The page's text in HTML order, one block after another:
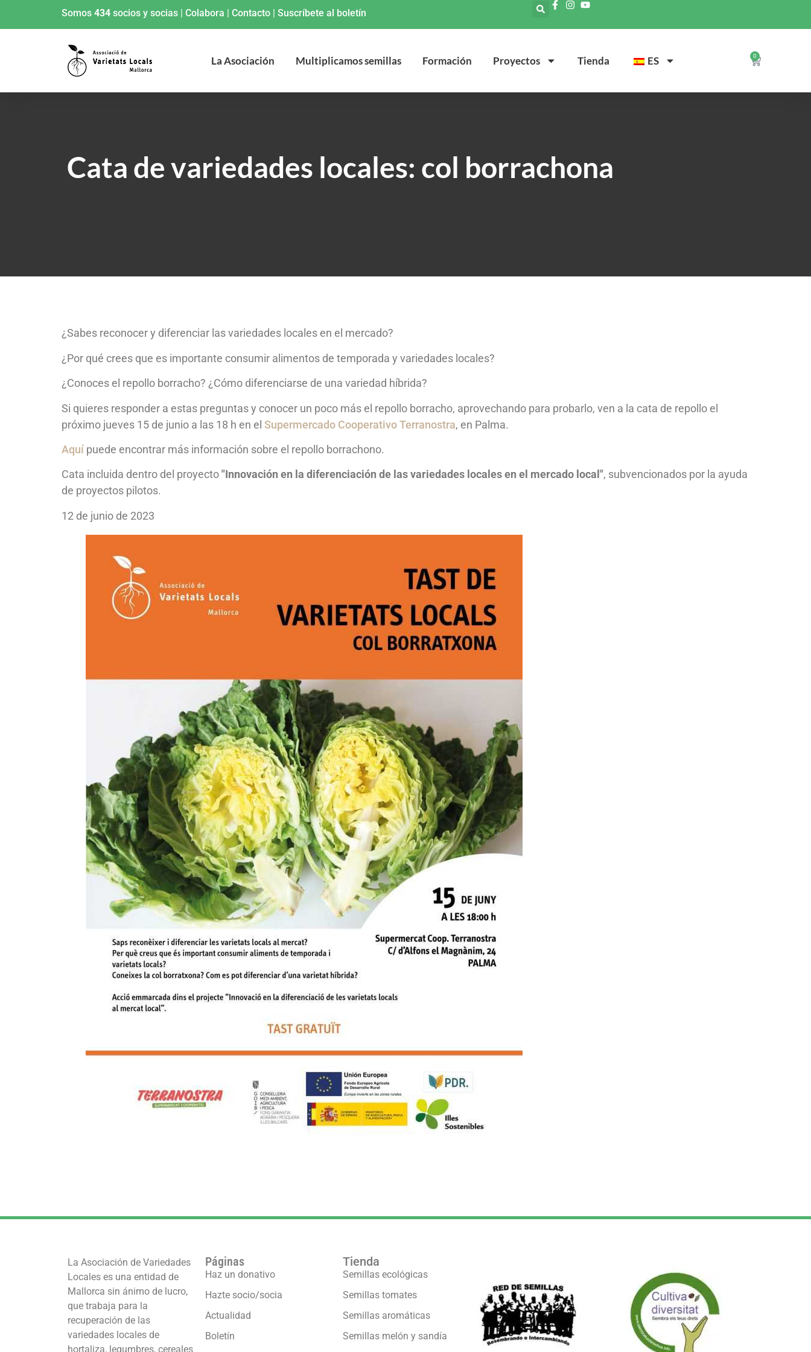
Somos 434 socios y socias | Colabora | Contacto | Suscríbete al boletín
La Asociación Multiplicamos semillas Formación Proyectos Tienda ES 0
Cata de variedades locales: col borrachona
¿Sabes reconocer y diferenciar las variedades locales en el mercado?
¿Por qué crees que es importante consumir alimentos de temporada y variedades locales?
¿Conoces el repollo borracho? ¿Cómo diferenciarse de una variedad híbrida?
Si quieres responder a estas preguntas y conocer un poco más el repollo borracho, aprovechando para probarlo, ven a la cata de repollo el
próximo jueves 15 de junio a las 18 h en el Supermercado Cooperativo Terranostra, en Palma.
Aquí puede encontrar más información sobre el repollo borrachono.
Cata incluida dentro del proyecto"Innovación en la diferenciación de las variedades locales en el mercado local", subvencionados por la ayuda
de proyectos pilotos.
12 de junio de 2023
La Asociación de Variedades
Locales es una entidad de
Mallorca sin ánimo de lucro,
que trabaja para la
recuperación de las
variedades locales de
hortaliza, legumbres, cereales
Páginas
Haz un donativo
Hazte socio/socia
Actualidad
Boletín
Tienda
Semillas ecológicas
Semillas tomates
Semillas aromáticas
Semillas melón y sandía